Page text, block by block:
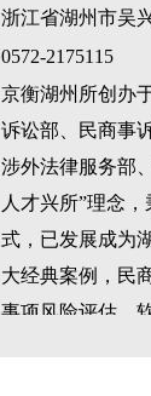
浙江省湖州市吴
0572-2175115
京衡湖州所创办
诉讼部、民商事
涉外法律服务部
人才兴所”理念
式，已发展成为
大经典案例，民
事项风险评估、